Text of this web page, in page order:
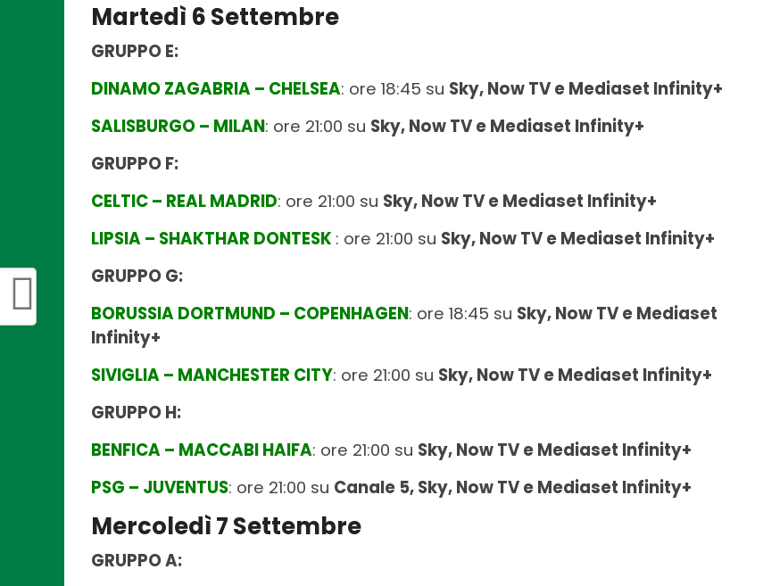
Martedì 6 Settembre
GRUPPO E:
DINAMO ZAGABRIA – CHELSEA: ore 18:45 su Sky, Now TV e Mediaset Infinity+
SALISBURGO – MILAN: ore 21:00 su Sky, Now TV e Mediaset Infinity+
GRUPPO F:
CELTIC – REAL MADRID: ore 21:00 su Sky, Now TV e Mediaset Infinity+
LIPSIA – SHAKTHAR DONTESK : ore 21:00 su Sky, Now TV e Mediaset Infinity+
GRUPPO G:
BORUSSIA DORTMUND – COPENHAGEN: ore 18:45 su Sky, Now TV e Mediaset
Infinity+
SIVIGLIA – MANCHESTER CITY: ore 21:00 su Sky, Now TV e Mediaset Infinity+
GRUPPO H:
BENFICA – MACCABI HAIFA: ore 21:00 su Sky, Now TV e Mediaset Infinity+
PSG – JUVENTUS: ore 21:00 su Canale 5, Sky, Now TV e Mediaset Infinity+
Mercoledì 7 Settembre
GRUPPO A: